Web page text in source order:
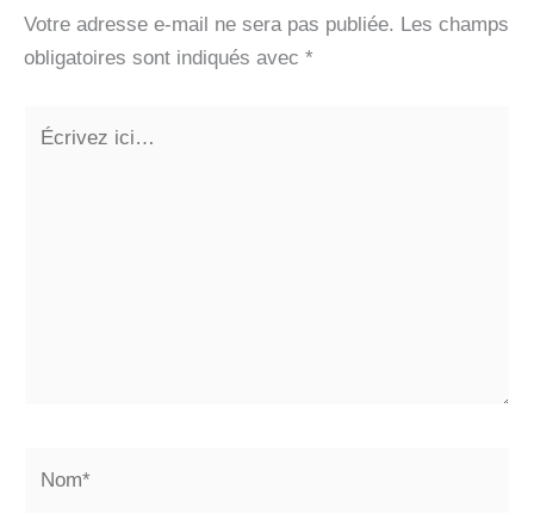
Votre adresse e-mail ne sera pas publiée. Les champs
obligatoires sont indiqués avec *